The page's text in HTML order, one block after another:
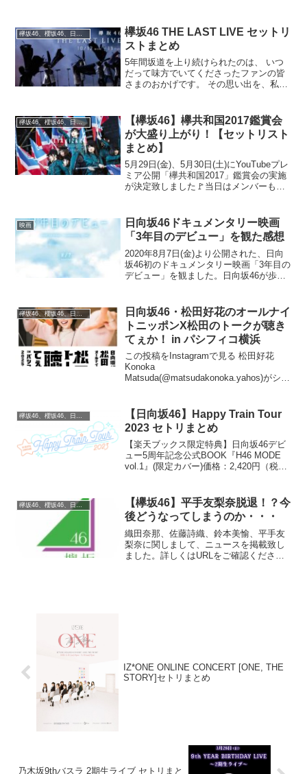
欅坂46 THE LAST LIVE セットリ
ストまとめ
5年間坂道を上り続けられたのは、 いつ
だって味方でいてくださったファンの皆
さまのおかげです。 その思い出を、私た
pic.twitter.com/7RsAPWIBye—...
欅坂46、櫻坂46、日向坂46
【欅坂46】欅共和国2017鑑賞会
が大盛り上がり！【セットリスト
まとめ】
5月29日(金)、5月30日(土)にYouTubeプレ
ミア公開「欅共和国2017」鑑賞会の実施
が決定致しました🚩当日はメンバーも同
pic.twitter.co...
映画
日向坂46ドキュメンタリー映画
「3年目のデビュー」を観た感想
2020年8月7日(金)より公開された、日向
坂46初のドキュメンタリー映画「3年目の
デビュー」を観ました。日向坂46が歩ん
ray豪華版【Blu-ray】 価格：...
欅坂46、櫻坂46、日向坂46
日向坂46・松田好花のオールナイ
トニッポンX松田のトークが聴き
てぇか！ in パシフィコ横浜
この投稿をInstagramで見る 松田好花
Konoka
Matsuda(@matsudakonoka.yahos)がシェ
12月8日（月）パシフィコ横浜 国立大
ホ...
欅坂46、櫻坂46、日向坂46
【日向坂46】Happy Train Tour
2023 セトリまとめ
【楽天ブックス限定特典】日向坂46デビ
ュー5周年記念公式BOOK『H46 MODE
vol.1』(限定カバー)価格：2,420円（税
にて、日...
欅坂46、櫻坂46、日向坂46
【欅坂46】平手友梨奈脱退！？今
後どうなってしまうのか・・・
織田奈那、佐藤詩織、鈴本美愉、平手友
梨奈に関しまして、ニュースを掲載致し
ました。詳しくはURLをご確認くださ
IZ*ONE ONLINE CONCERT [ONE, THE
STORY]セトリまとめ
乃木坂9thバスラ 2期生ライブ セトリまと